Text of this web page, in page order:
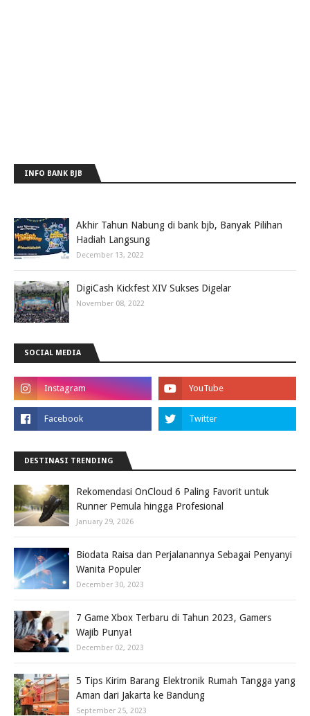
INFO BANK BJB
Akhir Tahun Nabung di bank bjb, Banyak Pilihan
Hadiah Langsung
December 13, 2022
DigiCash Kickfest XIV Sukses Digelar
November 08, 2022
SOCIAL MEDIA
DESTINASI TRENDING
Rekomendasi OnCloud 6 Paling Favorit untuk
Runner Pemula hingga Profesional
January 29, 2026
Biodata Raisa dan Perjalanannya Sebagai Penyanyi
Wanita Populer
December 30, 2023
7 Game Xbox Terbaru di Tahun 2023, Gamers
Wajib Punya!
December 02, 2023
5 Tips Kirim Barang Elektronik Rumah Tangga yang
Aman dari Jakarta ke Bandung
September 25, 2023